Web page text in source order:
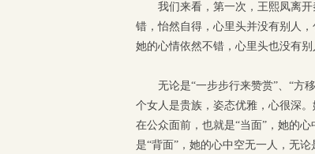
我们来看，第一次，王熙凤离
错，怡然自得，心里头并没有别人
她的心情依然不错，心里头也没有别
无论是“一步步行来赞赏”、“方
个女人是贵族，姿态优雅，心很深
在公众面前，也就是“当面”，她的
是“背面”，她的心中空无一人，无